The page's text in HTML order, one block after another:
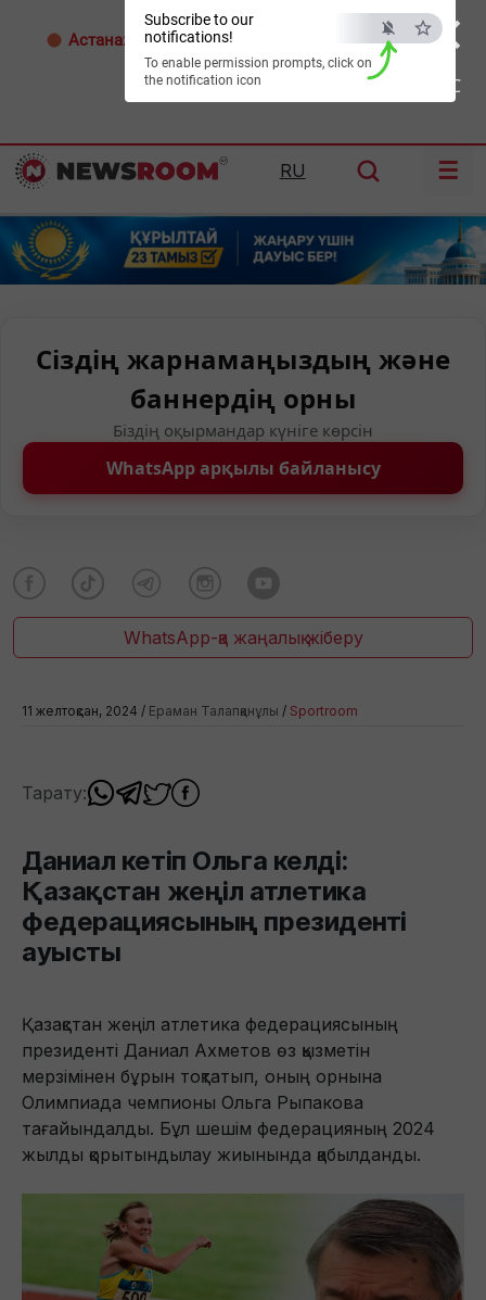
×
ESC
Subscribe to our
notifications!
To enable permission prompts, click on
the notification icon
Астана: 32°C Алматы: Шымкент:36°C
RU ☰
Сіздің жарнамаңыздың және
баннердің орны
Біздің оқырмандар күніге көрсін
WhatsApp арқылы байланысу
WhatsApp-қа жаңалық жіберу
11 желтоқсан, 2024 / Ераман Талапқанұлы / Sportroom
Тарату:
Даниал кетіп Ольга келді:
Қазақстан жеңіл атлетика
федерациясының президенті
ауысты
Қазақстан жеңіл атлетика федерациясының
президенті Даниал Ахметов өз қызметін
мерзімінен бұрын тоқтатып, оның орнына
Олимпиада чемпионы Ольга Рыпакова
тағайындалды. Бұл шешім федерацияның 2024
жылды қорытындылау жиынында қабылданды.